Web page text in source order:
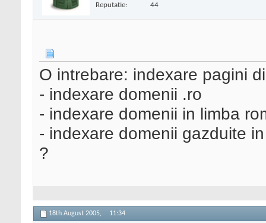
Reputatie: 44
O intrebare: indexare pagini
- indexare domenii .ro
- indexare domenii in limba
- indexare domenii gazduite
?
18th August 2005, 11:34